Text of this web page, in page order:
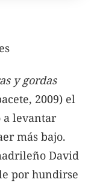
y gordas
2009) el
a levantar
más bajo.
David
por hundirse